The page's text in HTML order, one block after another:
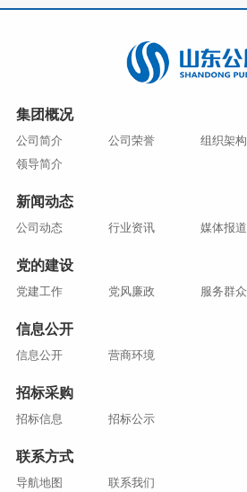
集团概况
公司简介 公司荣誉 组织架构
领导简介
新闻动态
公司动态 行业资讯 媒体报道
党的建设
党建工作 党风廉政 服务群众
信息公开
信息公开 营商环境
招标采购
招标信息 招标公示
联系方式
导航地图 联系我们